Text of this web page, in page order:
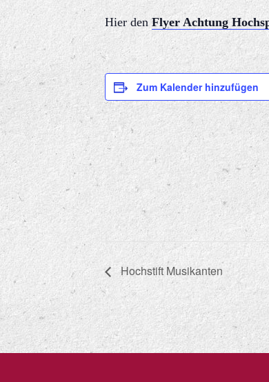
Hier denFlyer Achtung
Zum Kalender hinzufügen
Hochstift Musikanten